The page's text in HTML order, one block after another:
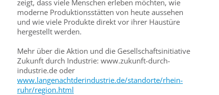
zeigt, dass viele Menschen erleben möchten, wie
moderne Produktionsstätten von heute aussehen
und wie viele Produkte direkt vor ihrer Haustüre
hergestellt werden.
Mehr über die Aktion und die Gesellschaftsinitiative
Zukunft durch Industrie: www.zukunft-durch-
industrie.de oder
www.langenachtderindustrie.de/standorte/rhein-
ruhr/region.html